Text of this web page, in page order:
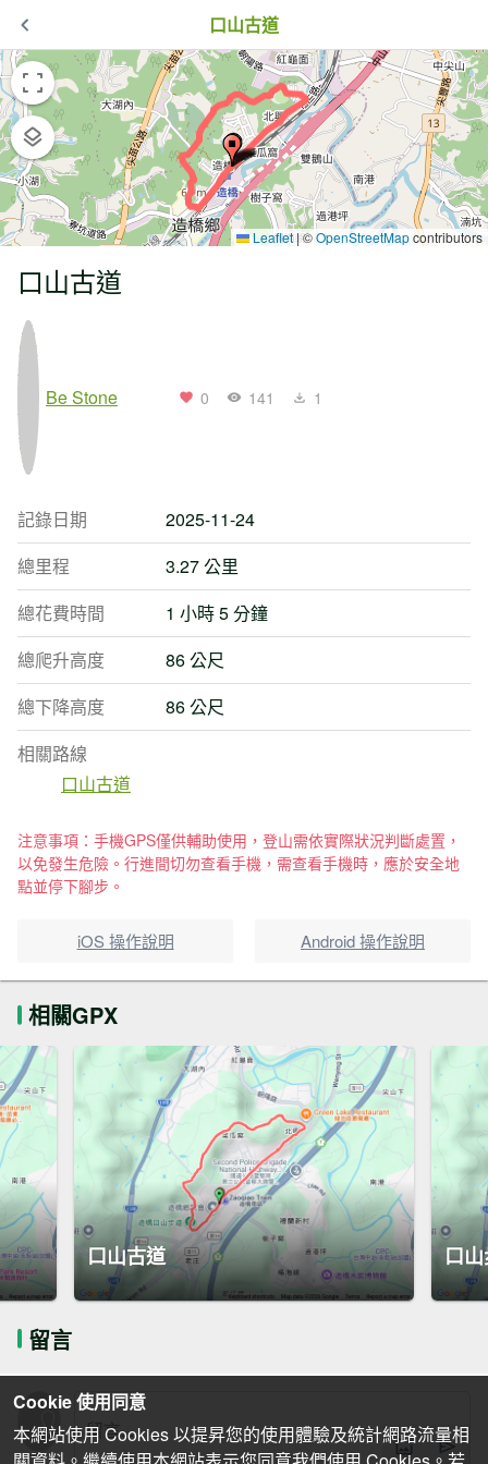
口山古道
Leaflet|©OpenStreetMapcontributors
口山古道
Be Stone 0 141 1
記錄日期
2025-11-24
總里程
3.27 公里
總花費時間
1 小時 5 分鐘
總爬升高度
86 公尺
總下降高度
86 公尺
相關路線
口山古道
注意事項：手機GPS僅供輔助使用，登山需依實際狀況判斷處置，
以免發生危險。行進間切勿查看手機，需查看手機時，應於安全地
點並停下腳步。
iOS 操作說明 Android 操作說明
相關GPX
口山古道 口
留言
Cookie 使用同意
本網站使用 Cookies 以提昇您的使用體驗及統計網路流量相